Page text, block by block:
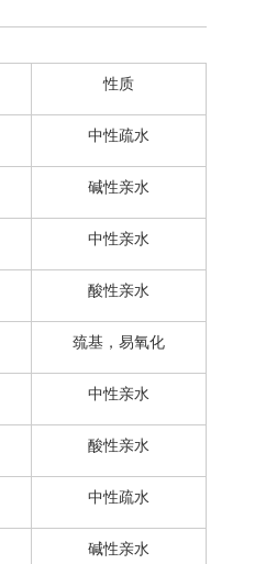
性质
中性疏水
碱性亲水
中性亲水
酸性亲水
巯基，易氧化
中性亲水
酸性亲水
中性疏水
碱性亲水